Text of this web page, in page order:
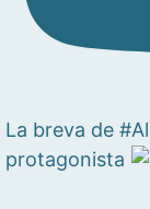
La breva de
protagonista